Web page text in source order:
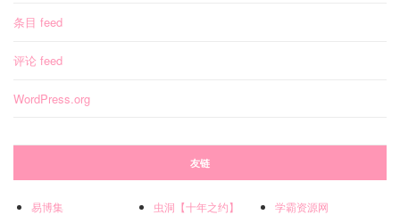
条目 feed
评论 feed
WordPress.org
友链
易博集 虫洞【十年之约】 学霸资源网